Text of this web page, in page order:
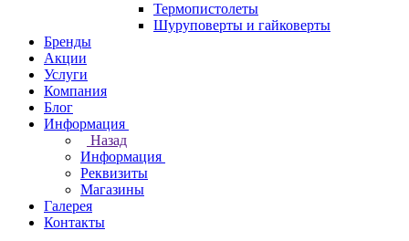
Термопистолеты
Шуруповерты и гайковерты
Бренды
Акции
Услуги
Компания
Блог
Информация
Назад
Информация
Реквизиты
Магазины
Галерея
Контакты